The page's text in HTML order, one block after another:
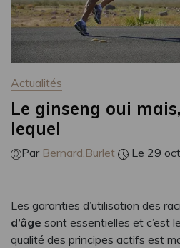
Actualités
Le ginseng oui
lequel
Par Bernard.Burlet Le 29
Les garanties d’utilisation des
d’âge sont essentielles et c’est
qualité des principes actifs est